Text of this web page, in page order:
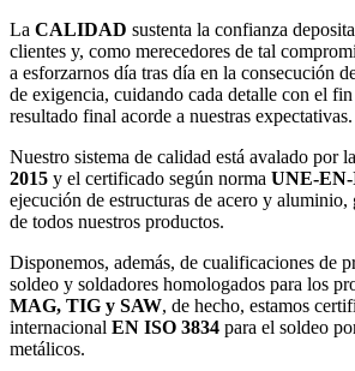
La CALIDAD sustenta la confianza
clientes y, como merecedores de tal
a esforzarnos día tras día en la consecución
de exigencia, cuidando cada detalle con el
resultado final acorde a nuestras expectativas.
Nuestro sistema de calidad está avalado por
2015 y el certificado según norma UNE-EN-
ejecución de estructuras de acero y aluminio,
de todos nuestros productos.
Disponemos, además, de cualificaciones de
soldeo y soldadores homologados para los
MAG, TIG y SAW, de hecho, estamos
internacional EN ISO 3834 para el soldeo
metálicos.